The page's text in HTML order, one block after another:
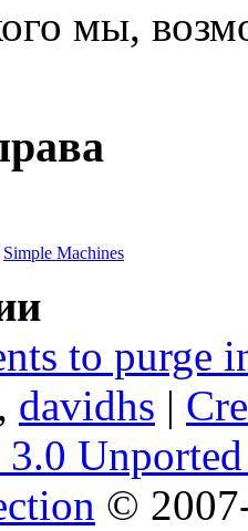
мы,
Simple Machines
to purge
davidhs |
©